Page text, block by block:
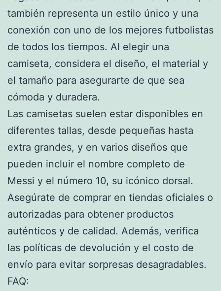
también representa un estilo único y una
conexión con uno de los mejores futbolistas
de todos los tiempos. Al elegir una
camiseta, considera el diseño, el material y
el tamaño para asegurarte de que sea
cómoda y duradera.
Las camisetas suelen estar disponibles en
diferentes tallas, desde pequeñas hasta
extra grandes, y en varios diseños que
pueden incluir el nombre completo de
Messi y el número 10, su icónico dorsal.
Asegúrate de comprar en tiendas oficiales o
autorizadas para obtener productos
auténticos y de calidad. Además, verifica
las políticas de devolución y el costo de
envío para evitar sorpresas desagradables.
FAQ: